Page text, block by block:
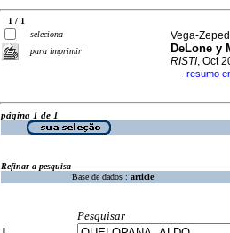
1 / 1
seleciona
para imprimir
Vega-
DeLone y
RISTI, Oct
· resumo
página 1 de 1
Refinar a pesquisa
Base de dados : article
Pesquisar